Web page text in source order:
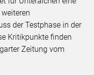
der Testphase in der
Kritikpunkte finden
Zeitung vom